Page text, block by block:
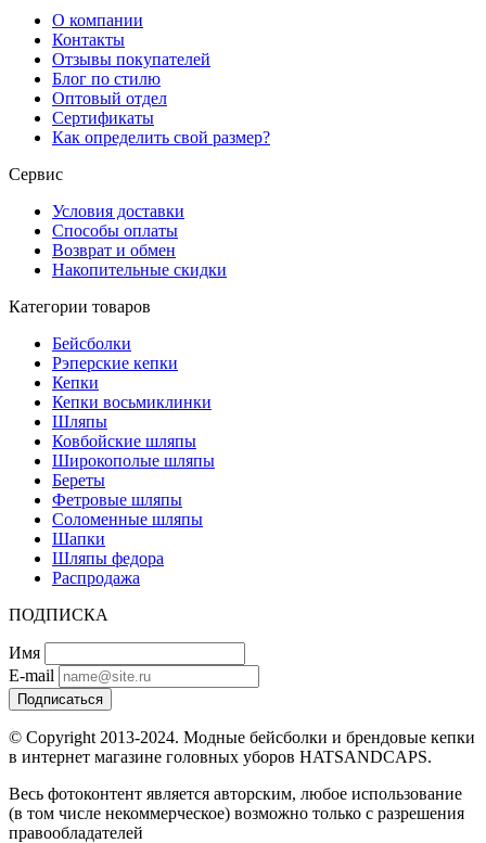
О компании
Контакты
Отзывы покупателей
Блог по стилю
Оптовый отдел
Сертификаты
Как определить свой размер?
Сервис
Условия доставки
Способы оплаты
Возврат и обмен
Накопительные скидки
Категории товаров
Бейсболки
Рэперские кепки
Кепки
Кепки восьмиклинки
Шляпы
Ковбойские шляпы
Широкополые шляпы
Береты
Фетровые шляпы
Соломенные шляпы
Шапки
Шляпы федора
Распродажа
ПОДПИСКА
Имя
E-mail
Подписаться
© Copyright 2013-2024. Модные бейсболки и брендовые кепки
в интернет магазине головных уборов HATSANDCAPS.
Весь фотоконтент является авторским, любое использование
(в том числе некоммерческое) возможно только с разрешения
правообладателей